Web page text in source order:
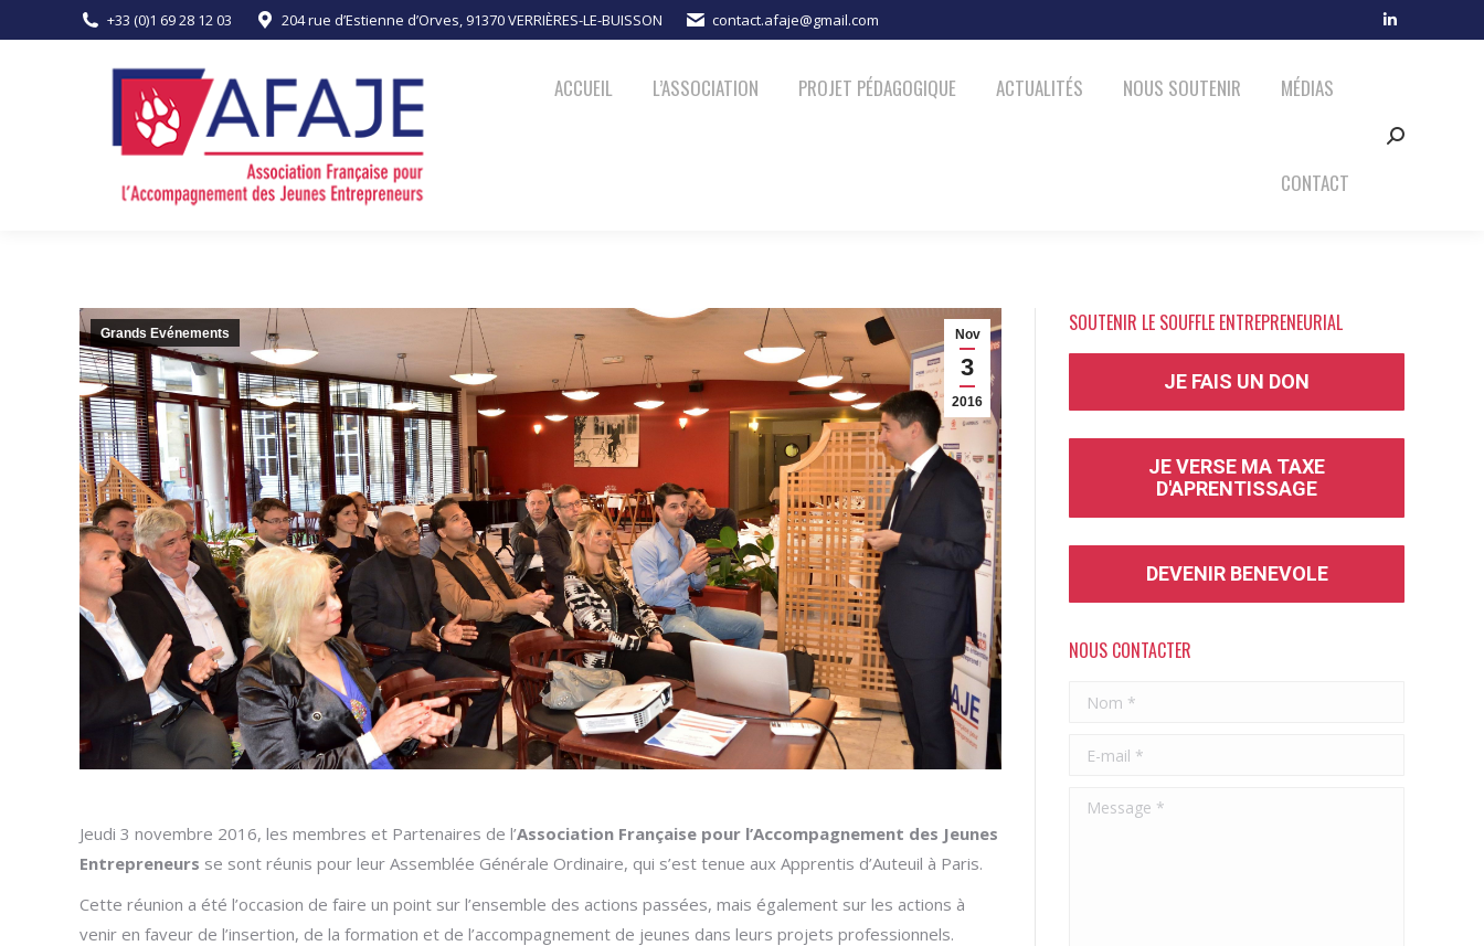
+33 (0)1 69 28 12 03 204 rue d’Estienne d’Orves, 91370 VERRIÈRES-LE-BUISSON contact.afaje@gmail.com
new
ACCUEIL L’ASSOCIATION PROJET PÉDAGOGIQUE ACTUALITÉS NOUS SOUTENIR MÉDIAS
CONTACT
Search:
Nov
3
2016
Grands Evénements
Jeudi 3 novembre 2016, les membres et Partenaires de l’Association Française pour l’Accompagnement des Jeunes
Entrepreneurs se sont réunis pour leur Assemblée Générale Ordinaire, qui s’est tenue aux Apprentis d’Auteuil à Paris.
Cette réunion a été l’occasion de faire un point sur l’ensemble des actions passées, mais également sur les actions à
venir en faveur de l’insertion, de la formation et de l’accompagnement de jeunes dans leurs projets professionnels.
SOUTENIR LE SOUFFLE ENTREPRENEURIAL
JE FAIS UN DON
JE VERSE MA TAXE
D'APRENTISSAGE
DEVENIR BENEVOLE
NOUS CONTACTER
Nom *
E-mail *
Message *
ACCUEIL L’ASSOCIATION PROJET PÉDAGOGIQUE ACTUALITÉS NOUS SOUTENIR MÉDIAS CONTACT Search: